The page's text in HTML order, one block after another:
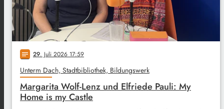
notes 29. Juli 2026 17:59
Unterm Dach, Stadtbibliothek, Bildungswerk
Margarita Wolf-Lenz und Elfriede Pauli: My
Home is my Castle